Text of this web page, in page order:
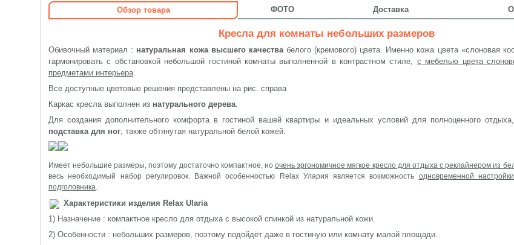
Обзор товара ФОТО Доставка
Кресла для комнаты небольших размеров
Обивочный материал : натуральная кожа высшего качествабелого (кремового) цвета. Именно кожа цвета «слоновая
гармонировать с обстановкой небольшой гостиной комнаты выполненной в контрастном стиле, с мебелью цвета
предметами интерьера.
Все доступные цветовые решения представлены на рис. справа
Каркас кресла выполнен из натурального дерева.
Для создания дополнительного комфорта в гостиной вашей квартиры и идеальных условий для полноценного отдыха,
подставка для ног, также обтянутая натуральной белой кожей.
Имеет небольшие размеры, поэтому достаточно компактное, ноочень эргономичное мягкое кресло для отдыха с реклайнером из
весь необходимый набор регулировок. Важной особенностью Relax Улария является возможность одновременной
подголовника.
Характеристики изделия Relax Ularia
1) Назначение : компактное кресло для отдыха с высокой спинкой из натуральной кожи.
2) Особенности : небольших размеров, поэтому подойдёт даже в гостиную или комнату малой площади.